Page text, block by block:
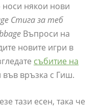
някои нови
Стига за теб
Въпроси на
новите игри в
събитие на
във връзка с Гиш.
тази есен, така че